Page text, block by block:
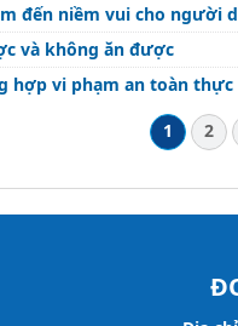
đến niềm vui cho người
và không ăn được
hợp vi phạm an toàn thực
1
2